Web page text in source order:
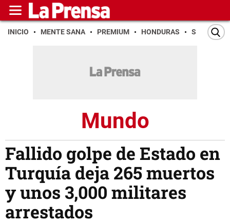
INICIO MENTE SANA PREMIUM HONDURAS SAN PEDRO
Mundo
Fallido golpe de Estado en
Turquía deja 265 muertos
y unos 3,000 militares
arrestados